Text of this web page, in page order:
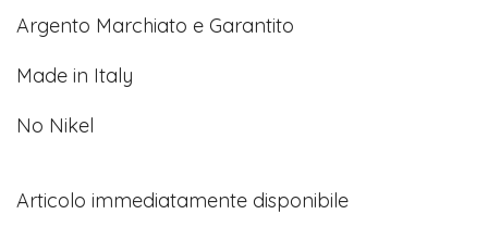
Argento Marchiato e Garantito
Made in Italy
No Nikel
Articolo immediatamente disponibile